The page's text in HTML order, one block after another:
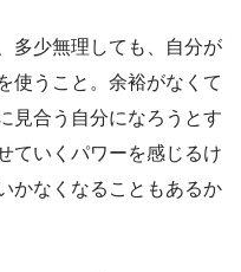
多少無理しても、自分が
使うこと。余裕がなくて
見合う自分になろうとす
ていくパワーを感じるけ
かなくなることもあるか